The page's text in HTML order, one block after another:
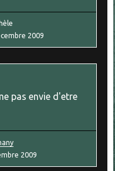
2009
pas envie d'etre
2009